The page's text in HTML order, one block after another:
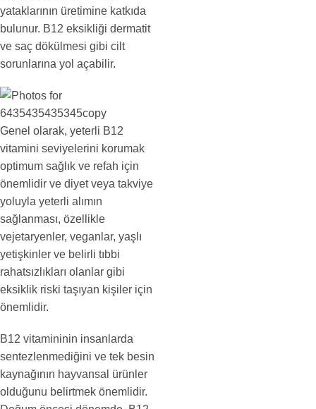
yataklarının üretimine katkıda
bulunur. B12 eksikliği dermatit
ve saç dökülmesi gibi cilt
sorunlarına yol açabilir.
Genel olarak, yeterli B12
vitamini seviyelerini korumak
optimum sağlık ve refah için
önemlidir ve diyet veya takviye
yoluyla yeterli alımın
sağlanması, özellikle
vejetaryenler, veganlar, yaşlı
yetişkinler ve belirli tıbbi
rahatsızlıkları olanlar gibi
eksiklik riski taşıyan kişiler için
önemlidir.
B12 vitamininin insanlarda
sentezlenmediğini ve tek besin
kaynağının hayvansal ürünler
olduğunu belirtmek önemlidir.